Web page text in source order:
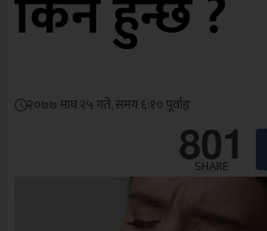
२०७७ माघ २५ गते, समय ६:१० पूर्वाह्न
801
SHARE